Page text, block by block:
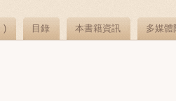
) 目錄 本書籍資訊 多媒體